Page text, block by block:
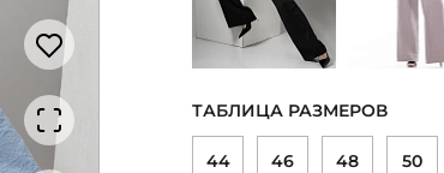
ТАБЛИЦА РАЗМЕРОВ
44 46 48 50